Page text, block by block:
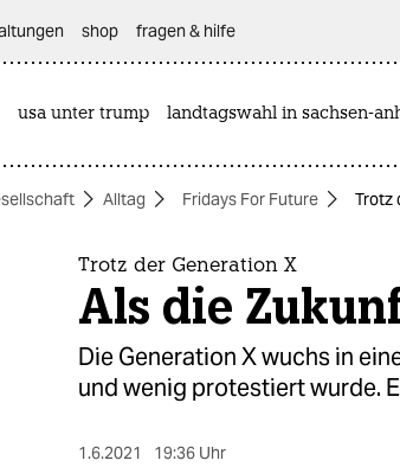
shop fragen & hilfe
usa unter trump landtagswahl in sachsen-
Alltag Fridays For Future Trotz
Trotz der Generation X
Als die
Die Generation X wuchs in
und wenig protestiert wurde.
1.6.2021 19:36 Uhr